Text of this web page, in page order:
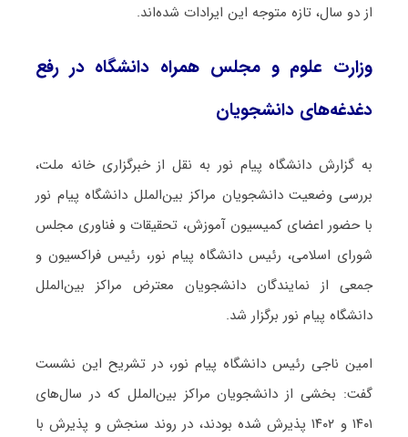
از دو سال، تازه متوجه این ایرادات شده‌اند.
وزارت علوم و مجلس همراه دانشگاه در رفع
دغدغه‌های دانشجویان
به گزارش دانشگاه پیام نور به نقل از خبرگزاری خانه ملت،
بررسی وضعیت دانشجویان مراکز بین‌الملل دانشگاه پیام نور
با حضور اعضای کمیسیون آموزش، تحقیقات و فناوری مجلس
شورای اسلامی، رئیس دانشگاه پیام نور، رئیس فراکسیون و
جمعی از نمایندگان دانشجویان معترض مراکز بین‌الملل
دانشگاه پیام نور برگزار شد.
امین ناجی رئیس دانشگاه پیام نور، در تشریح این نشست
گفت: بخشی از دانشجویان مراکز بین‌الملل که در سال‌های
۱۴۰۱ و ۱۴۰۲ پذیرش شده بودند، در روند سنجش و پذیرش با